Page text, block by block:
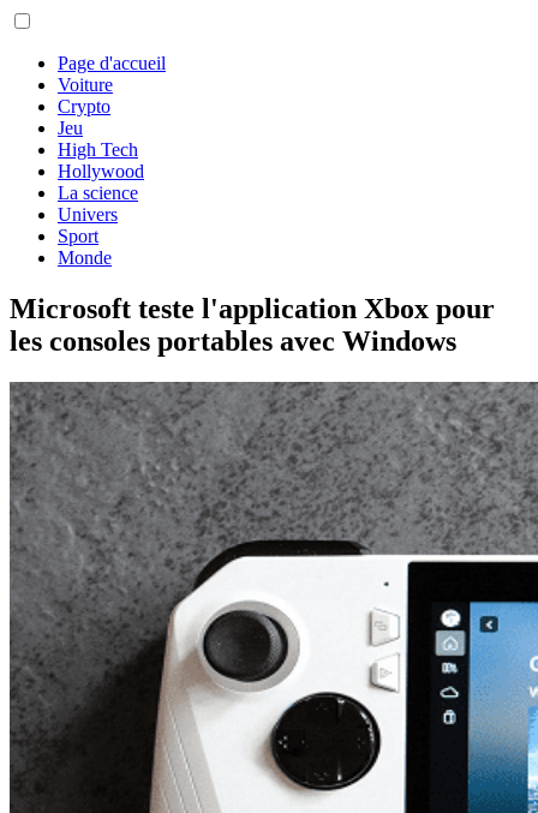
Page d'accueil
Voiture
Crypto
Jeu
High Tech
Hollywood
La science
Univers
Sport
Monde
Microsoft teste l'application Xbox pour
les consoles portables avec Windows